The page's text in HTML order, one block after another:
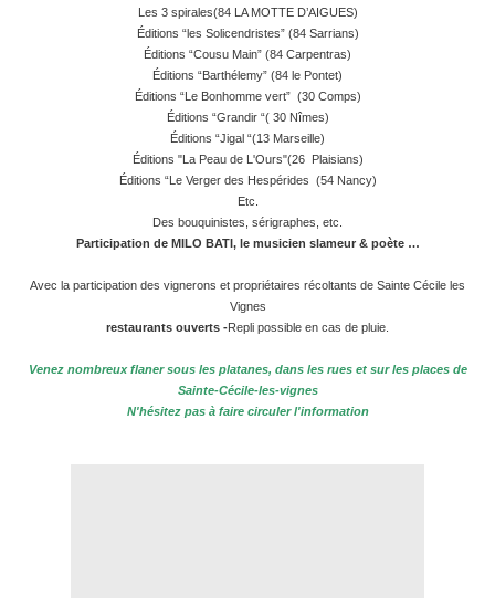
Les 3 spirales(84 LA MOTTE D’AIGUES)
Éditions “les Solicendristes” (84 Sarrians)
Éditions “Cousu Main” (84 Carpentras)
Éditions “Barthélemy” (84 le Pontet)
Éditions “Le Bonhomme vert” (30 Comps)
Éditions “Grandir “( 30 Nîmes)
Éditions “Jigal “(13 Marseille)
Éditions "La Peau de L'Ours"(26 Plaisians)
Éditions “Le Verger des Hespérides (54 Nancy)
Etc.
Des bouquinistes, sérigraphes, etc.
Participation de MILO BATI, le musicien slameur & poète …
Avec la participation des vignerons et propriétaires récoltants de Sainte Cécile les
Vignes
restaurants ouverts -Repli possible en cas de pluie.
Venez nombreux flaner sous les platanes, dans les rues et sur les places de
Sainte-Cécile-les-vignes
N'hésitez pas à faire circuler l'information